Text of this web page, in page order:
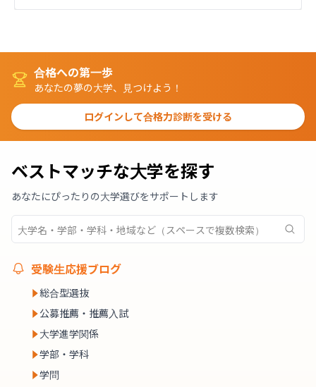
合格への第一歩
あなたの夢の大学、見つけよう！
ログインして合格力診断を受ける
ベストマッチな大学を探す
あなたにぴったりの大学選びをサポートします
受験生応援ブログ
総合型選抜
公募推薦・推薦入試
大学進学関係
学部・学科
学問